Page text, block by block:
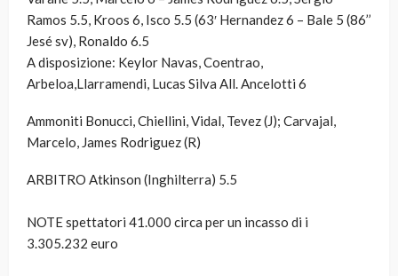
Ramos 5.5, Kroos 6, Isco 5.5 (63′ Hernandez 6 – Bale 5 (86’’
Jesé sv), Ronaldo 6.5
A disposizione: Keylor Navas, Coentrao,
Arbeloa,Llarramendi, Lucas Silva All. Ancelotti 6
Ammoniti Bonucci, Chiellini, Vidal, Tevez (J); Carvajal,
Marcelo, James Rodriguez (R)
ARBITRO Atkinson (Inghilterra) 5.5
NOTEspettatori 41.000 circa per un incasso di i
3.305.232 euro